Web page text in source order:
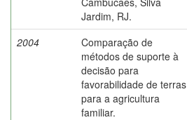
Jardim, RJ.
2004
Comparação de
métodos de suporte à
decisão para
favorabilidade de terras
para a agricultura
familiar.